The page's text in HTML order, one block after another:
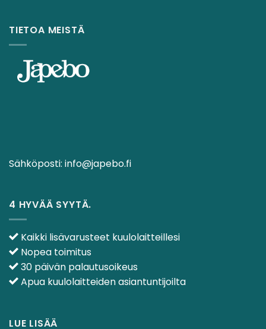
TIETOA MEISTÄ
Sähköposti: info@japebo.fi
4 HYVÄÄ SYYTÄ.
Kaikki lisävarusteet kuulolaitteillesi
Nopea toimitus
30 päivän palautusoikeus
Apua kuulolaitteiden asiantuntijoilta
LUE LISÄÄ